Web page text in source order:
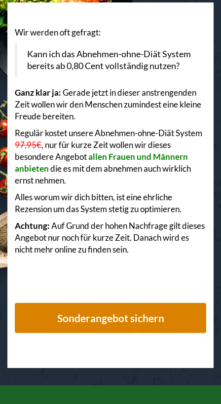
Wir werden oft gefragt:
Kann ich das Abnehmen-ohne-Diät System
bereits ab 0,80 Cent vollständig nutzen?
Ganz klar ja:Gerade jetzt in dieser anstrengenden
Zeit wollen wir den Menschen zumindest eine kleine
Freude bereiten.
Regulär kostet unsere Abnehmen-ohne-Diät System
97,95€, nur für kurze Zeit wollen wir dieses
besondere Angebotallen Frauen und Männern
anbietendie es mit dem abnehmen auch wirklich
ernst nehmen.
Alles worum wir dich bitten, ist eine ehrliche
Rezension um das System stetig zu optimieren.
Achtung:Auf Grund der hohen Nachfrage gilt dieses
Angebot nur noch für kurze Zeit. Danach wird es
nicht mehr online zu finden sein.
Sonderangebot sichern